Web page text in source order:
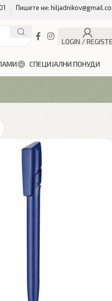
Пишете ни:
LOGIN /
СПЕЦИЈАЛНИ ПОНУДИ